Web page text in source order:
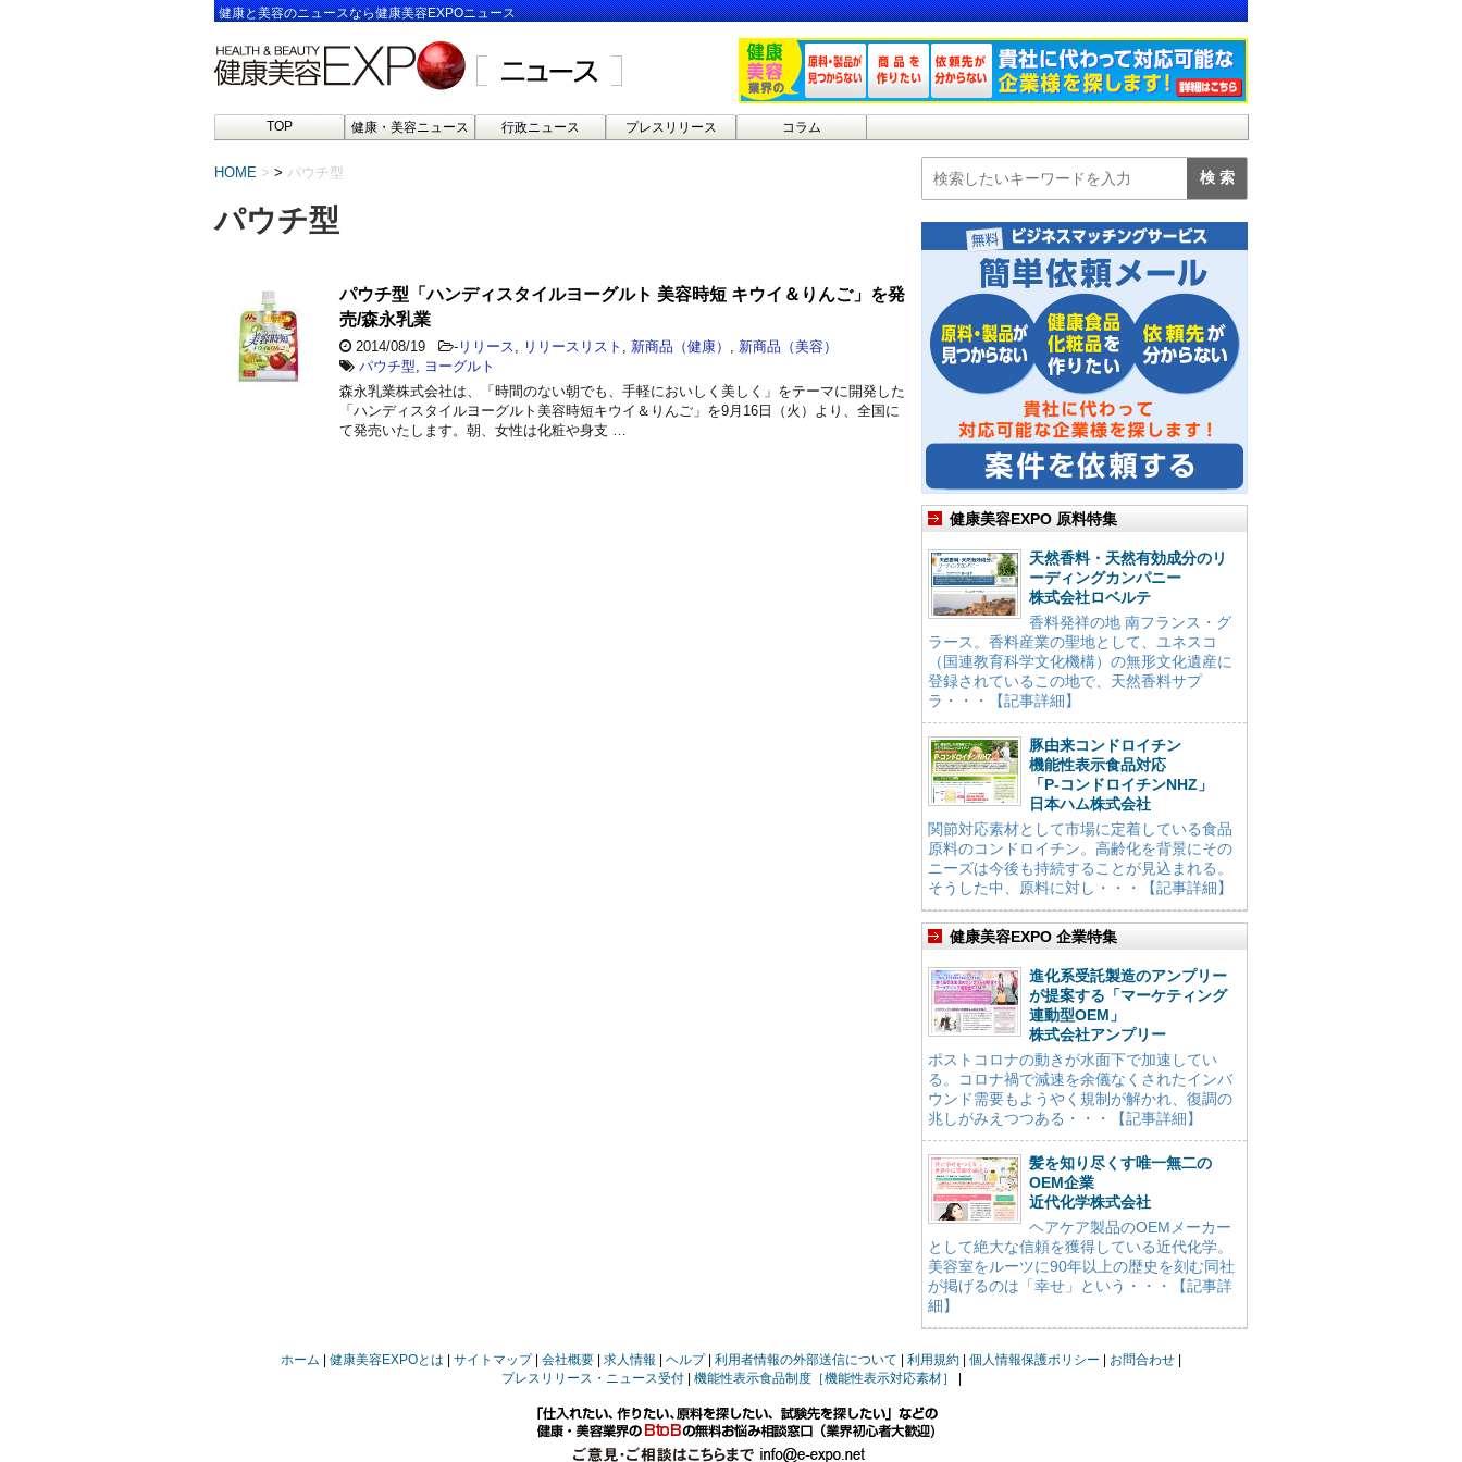
健康と美容のニュースなら健康美容EXPOニュース
TOP 健康・美容ニュース 行政ニュース プレスリリース コラム
HOME > パウチ型
パウチ型
パウチ型「ハンディスタイルヨーグルト 美容時短 キウイ＆りんご」を発
売/森永乳業
2014/08/19 - リリース リリースリスト 新商品（健康）
新商品（美容）
パウチ型
ヨーグルト
森永乳業株式会社は、「時間のない朝でも、手軽においしく美しく」をテーマに開発した
「ハンディスタイルヨーグルト美容時短キウイ＆りんご」を9月16日（火）より、全国に
て発売いたします。朝、女性は化粧や身支 …
健康美容EXPO 原料特集
天然香料・天然有効成分のリ
ーディングカンパニー
株式会社ロベルテ
香料発祥の地 南フランス・グ
ラース。香料産業の聖地として、ユネスコ
（国連教育科学文化機構）の無形文化遺産に
登録されているこの地で、天然香料サプ
ラ・・・【記事詳細】
豚由来コンドロイチン
機能性表示食品対応
「P-コンドロイチンNHZ」
日本ハム株式会社
関節対応素材として市場に定着している食品
原料のコンドロイチン。高齢化を背景にその
ニーズは今後も持続することが見込まれる。
そうした中、原料に対し・・・【記事詳細】
健康美容EXPO 企業特集
進化系受託製造のアンプリー
が提案する「マーケティング
連動型OEM」
株式会社アンプリー
ポストコロナの動きが水面下で加速してい
る。コロナ禍で減速を余儀なくされたインバ
ウンド需要もようやく規制が解かれ、復調の
兆しがみえつつある・・・【記事詳細】
髪を知り尽くす唯一無二の
OEM企業
近代化学株式会社
ヘアケア製品のOEMメーカー
として絶大な信頼を獲得している近代化学。
美容室をルーツに90年以上の歴史を刻む同社
が掲げるのは「幸せ」という・・・【記事詳
細】
ホーム 健康美容EXPOとは サイトマップ 会社概要 求人情報 ヘルプ 利用者情報の外部送信について 利用規約 個人情報保護ポリシー
お問合わせ
プレスリリース・ニュース受付
機能性表示食品制度［機能性表示対応素材］